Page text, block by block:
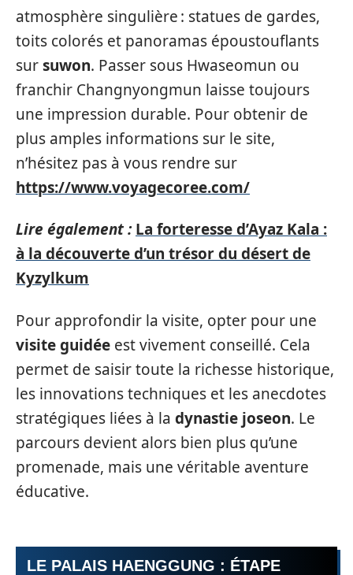
atmosphère singulière : statues de gardes,
toits colorés et panoramas époustouflants
sursuwon. Passer sous Hwaseomun ou
franchir Changnyongmun laisse toujours
une impression durable. Pour obtenir de
plus amples informations sur le site,
n’hésitez pas à vous rendre sur
https://www.voyagecoree.com/
Lire également : La forteresse d’Ayaz Kala :
à la découverte d’un trésor du désert de
Kyzylkum
Pour approfondir la visite, opter pour une
visite guidée est vivement conseillé. Cela
permet de saisir toute la richesse historique,
les innovations techniques et les anecdotes
stratégiques liées à la dynastie joseon. Le
parcours devient alors bien plus qu’une
promenade, mais une véritable aventure
éducative.
LE PALAIS HAENGGUNG : ÉTAPE